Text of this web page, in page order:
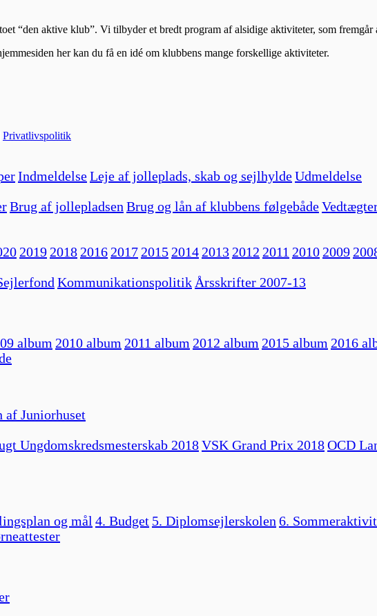
“den aktive klub”. Vi tilbyder et bredt program af alsidige aktiviteter, som fremgår
her kan du få en idé om klubbens mange forskellige aktiviteter.
Privatlivspolitik
IndmeldelseLeje af jolleplads, skab og sejlhyldeUdmeldelse
Brug af jollepladsen Brug og lån af klubbens følgebåde
2019 2018 2016 2017 2015 2014 2013 2012 2011 2010 2009
Kommunikationspolitik Årsskrifter 2007-13
album 2010 album 2011 album 2012 album 2015 album 2016
af Juniorhuset
Ungdomskredsmesterskab 2018VSK Grand Prix 2018OCD
og mål 4. Budget 5. Diplomsejlerskolen 6.